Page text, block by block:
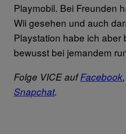
Playmobil. Bei Freunden
Wii gesehen und auch
Playstation habe ich aber
bewusst bei jemandem
Folge VICE aufFacebook,
Snapchat.